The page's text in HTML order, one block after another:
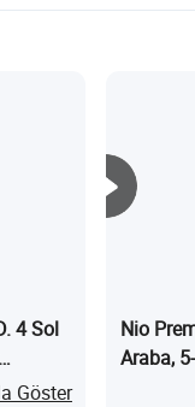
0.4h
Araç
4 Sol
Tam
Göster
Nio
Araba,